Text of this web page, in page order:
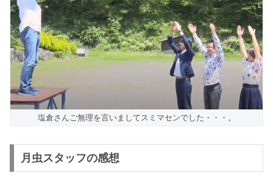
塩倉さんご無理を言いましてスミマセンでした・・・。
月虫スタッフの感想